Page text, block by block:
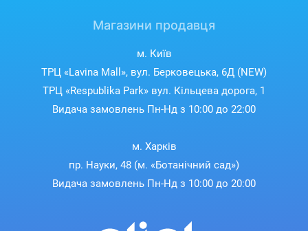
Магазини продавця
м. Київ
ТРЦ «Lavina Mall», вул. Берковецька, 6Д (NEW)
ТРЦ «Respublika Park» вул. Кільцева дорога, 1
Видача замовлень Пн-Нд з 10:00 до 22:00
м. Харків
пр. Науки, 48 (м. «Ботанічний сад»)
Видача замовлень Пн-Нд з 10:00 до 20:00